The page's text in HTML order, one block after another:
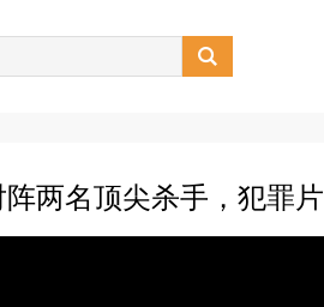

两名顶尖杀手，犯罪片